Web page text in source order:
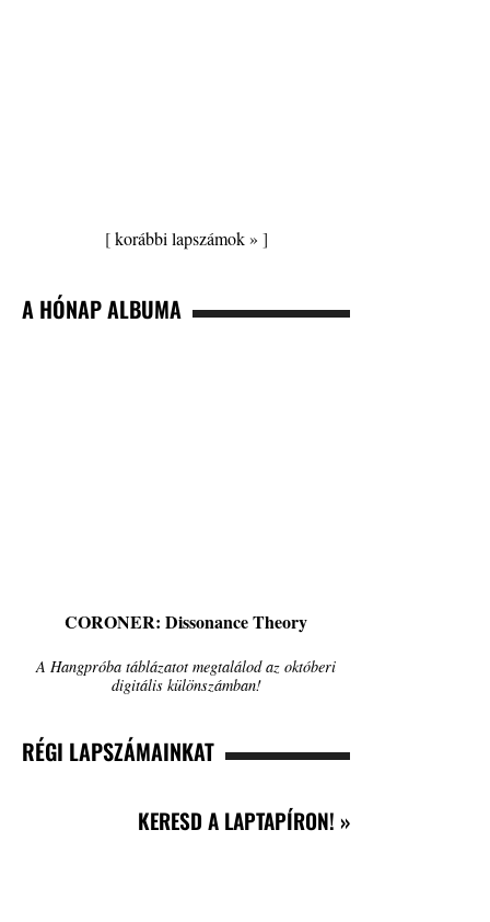
[korábbi lapszámok » ]
A HÓNAP ALBUMA
CORONER: Dissonance Theory
A Hangpróba táblázatot megtalálod az októberi
digitális különszámban!
RÉGI LAPSZÁMAINKAT
KERESD A LAPTAPÍRON! »